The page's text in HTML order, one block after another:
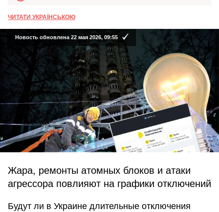
ЧИТАТИ УКРАЇНСЬКОЮ
Новость обновлена 22 мая 2026, 09:55
Жара, ремонты атомных блоков и атаки
агрессора повлияют на графики отключений
Будут ли в Украине длительные отключения